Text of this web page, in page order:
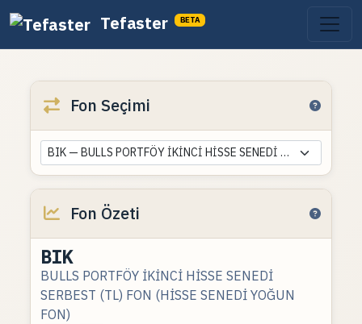
Tefaster BETA
Fon Seçimi
BIK — BULLS PORTFÖY İKİNCİ HİSSE SENEDİ SERBEST (TL) FON (HİSSE SENEDİ YOĞUN FON)
Fon Özeti
BIK
BULLS PORTFÖY İKİNCİ HİSSE SENEDİ
SERBEST (TL) FON (HİSSE SENEDİ YOĞUN
FON)